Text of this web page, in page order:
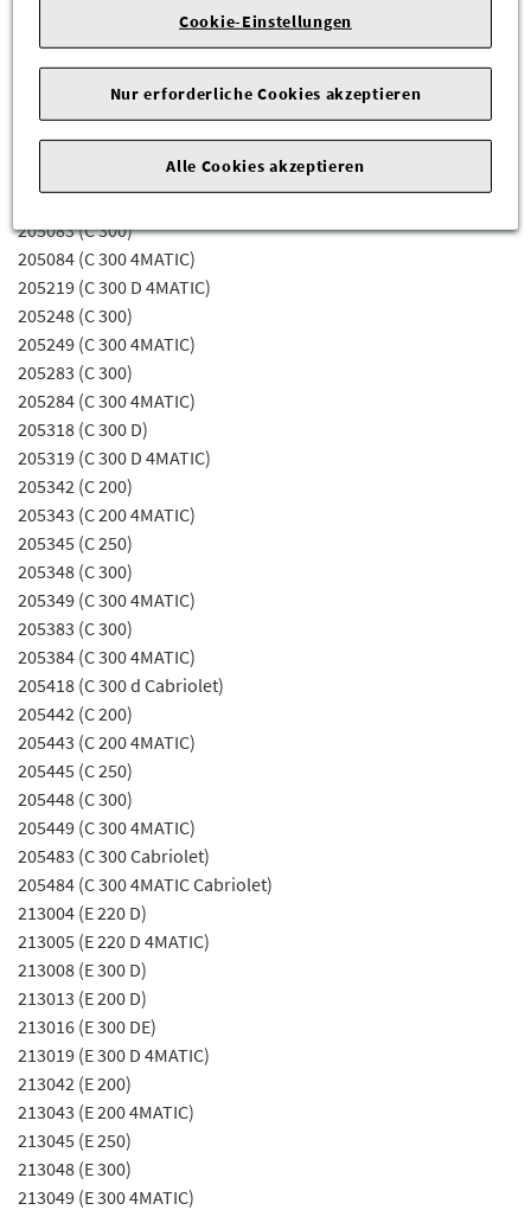
Zum Beispiel passend (kann Ausstattung- oder
Fahrgestellnummerabhängig sein) für die Mercedes-Benz
Modelle:
205019 (C 300 D 4MATIC)
205048 (C 300)
205049 (C 300 4MATIC)
205083 (C 300)
205084 (C 300 4MATIC)
205219 (C 300 D 4MATIC)
205248 (C 300)
205249 (C 300 4MATIC)
205283 (C 300)
205284 (C 300 4MATIC)
205318 (C 300 D)
205319 (C 300 D 4MATIC)
205342 (C 200)
205343 (C 200 4MATIC)
205345 (C 250)
205348 (C 300)
205349 (C 300 4MATIC)
205383 (C 300)
205384 (C 300 4MATIC)
205418 (C 300 d Cabriolet)
205442 (C 200)
205443 (C 200 4MATIC)
205445 (C 250)
205448 (C 300)
205449 (C 300 4MATIC)
205483 (C 300 Cabriolet)
205484 (C 300 4MATIC Cabriolet)
213004 (E 220 D)
213005 (E 220 D 4MATIC)
213008 (E 300 D)
213013 (E 200 D)
213016 (E 300 DE)
213019 (E 300 D 4MATIC)
213042 (E 200)
213043 (E 200 4MATIC)
213045 (E 250)
213048 (E 300)
213049 (E 300 4MATIC)
Cookie-Einstellungen
Nur erforderliche Cookies akzeptieren
Alle Cookies akzeptieren